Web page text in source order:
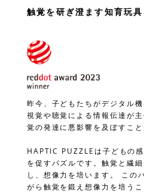
触覚を研ぎ澄ます知育玩具
昨今、子どもたちがデジタル
視覚や聴覚による情報伝達が
覚の発達に悪影響を及ぼすこと
HAPTIC PUZZLEは子どもの
を促すパズルです。触覚と繊
し、想像力を培います。 この
がら触覚を鍛え想像力を培う